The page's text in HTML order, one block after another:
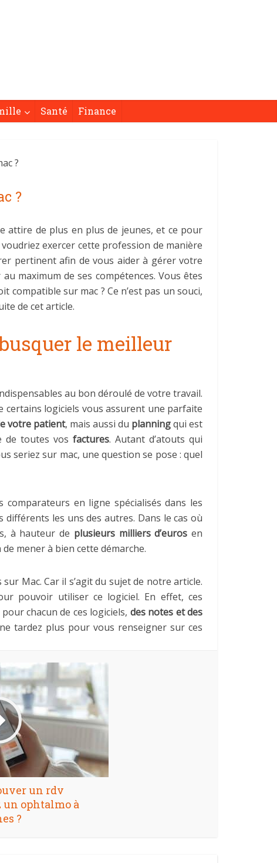
Santé Finance
?
?
attire de plus en plus de jeunes, et ce pour
exercer cette profession de manière
pertinent afin de vous aider à gérer votre
maximum de ses compétences. Vous êtes
compatible sur mac ? Ce n’est pas un souci,
de cet article.
le meilleur
au bon déroulé de votre travail.
certains logiciels vous assurent une parfaite
votre patient, mais aussi du planningqui est
de toutes vosfactures. Autant d’atouts qui
seriez sur mac, une question se pose : quel
en ligne spécialisés dans les
les uns des autres. Dans le cas où
à hauteur de plusieurs milliers d’eurosen
mener à bien cette démarche.
Mac. Car il s’agit du sujet de notre article.
pouvoir utiliser ce logiciel. En effet, ces
chacun de ces logiciels, des notes et des
tardez plus pour vous renseigner sur ces
un rdv
ophtalmo à
?